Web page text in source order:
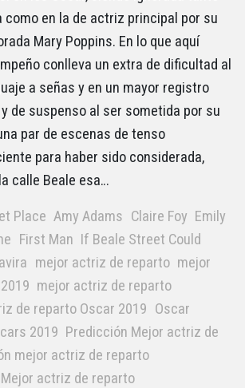
como en la de actriz principal por su
Mary Poppins. En lo que aquí
conlleva un extra de dificultad al
a señas y en un mayor registro
de suspenso al ser sometida por su
par de escenas de tenso
para haber sido considerada,
calle Beale esa…
Place Amy Adams Claire Foy Emily
First Man If Beale Street Could
mejor actriz de reparto mejor
mejor actriz de reparto
de reparto Oscar 2019 Oscar
2019 Predicción Mejor actriz de
mejor actriz de reparto
actriz de reparto